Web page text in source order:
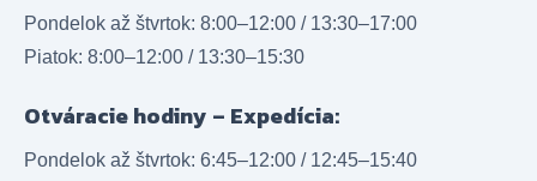
Pondelok až štvrtok: 8:00–12:00 / 13:30–17:00
Piatok: 8:00–12:00 / 13:30–15:30
Otváracie hodiny – Expedícia:
Pondelok až štvrtok: 6:45–12:00 / 12:45–15:40